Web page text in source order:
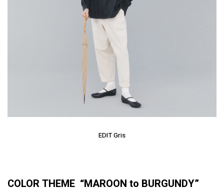
EDIT Gris
COLOR THEME “MAROON to BURGUNDY”